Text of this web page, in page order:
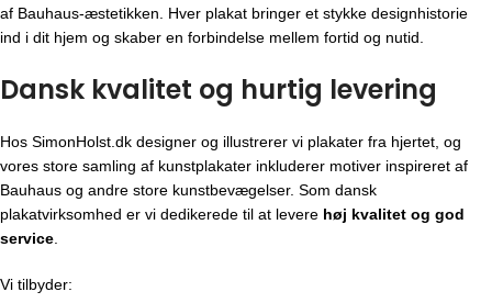
af Bauhaus-æstetikken. Hver plakat bringer et stykke designhistorie
ind i dit hjem og skaber en forbindelse mellem fortid og nutid.
Dansk kvalitet og hurtig levering
Hos SimonHolst.dk designer og illustrerer vi plakater fra hjertet, og
vores store samling af kunstplakater inkluderer motiver inspireret af
Bauhaus og andre store kunstbevægelser. Som dansk
plakatvirksomhed er vi dedikerede til at levere høj kvalitet og god
service
Vi tilbyder: